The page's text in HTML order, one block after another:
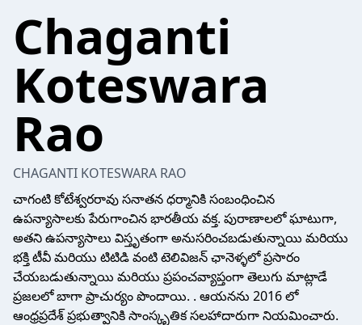
Chaganti
Koteswara
Rao
CHAGANTI KOTESWARA RAO
చాగంటి కోటేశ్వరరావు సనాతన ధర్మానికి సంబంధించిన
ఉపన్యాసాలకు పేరుగాంచిన భారతీయ వక్త. పురాణాలలో ఘాటుగా,
అతని ఉపన్యాసాలు విస్తృతంగా అనుసరించబడుతున్నాయి మరియు
భక్తి టీవీ మరియు టిటిడి వంటి టెలివిజన్ ఛానెళ్ళలో ప్రసారం
చేయబడుతున్నాయి మరియు ప్రపంచవ్యాప్తంగా తెలుగు మాట్లాడే
ప్రజలలో బాగా ప్రాచుర్యం పొందాయి. . ఆయనను 2016 లో
ఆంధ్రప్రదేశ్ ప్రభుత్వానికి సాంస్కృతిక సలహాదారుగా నియమించారు.